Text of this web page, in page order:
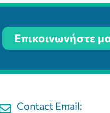
Επικοινωνήστε
Contact Email: